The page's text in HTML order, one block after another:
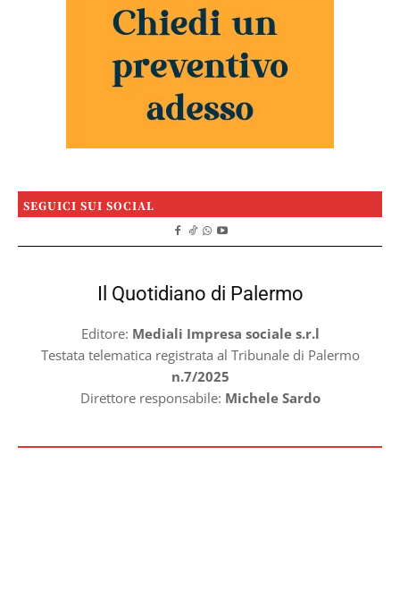
SEGUICI SUI SOCIAL
Il Quotidiano di Palermo
Editore: Mediali Impresa sociale s.r.l
Testata telematica registrata al Tribunale di Palermo
n.7/2025
Direttore responsabile: Michele Sardo